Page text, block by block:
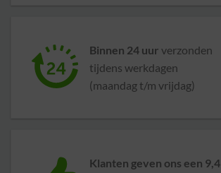
Binnen 24 uur verzonden
tijdens werkdagen
(maandag t/m vrijdag)
Klanten geven ons een 9,4